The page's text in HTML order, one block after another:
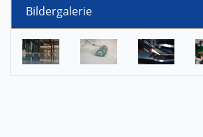
Bildergalerie